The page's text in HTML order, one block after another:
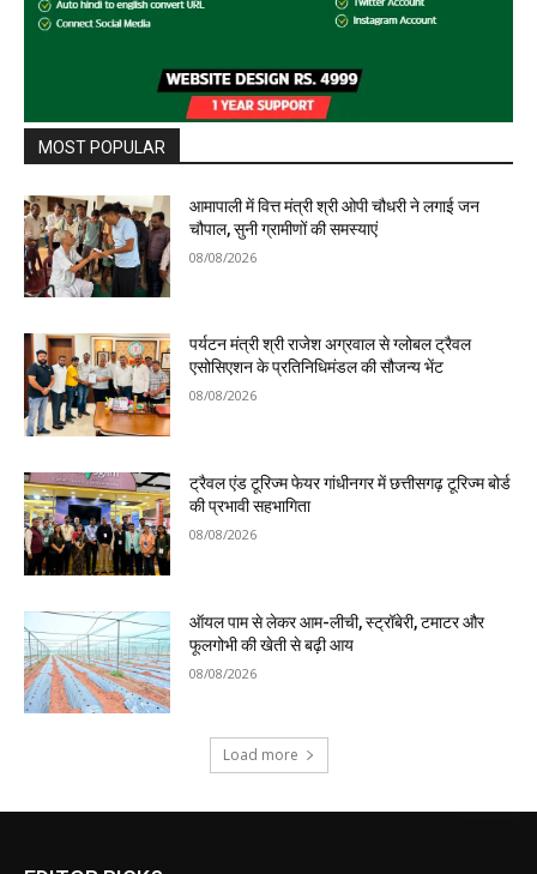
MOST POPULAR
आमापाली में वित्त मंत्री श्री ओपी चौधरी ने लगाई जन
चौपाल, सुनी ग्रामीणों की समस्याएं
08/08/2026
पर्यटन मंत्री श्री राजेश अग्रवाल से ग्लोबल ट्रैवल
एसोसिएशन के प्रतिनिधिमंडल की सौजन्य भेंट
08/08/2026
ट्रैवल एंड टूरिज्म फेयर गांधीनगर में छत्तीसगढ़ टूरिज्म बोर्ड
की प्रभावी सहभागिता
08/08/2026
ऑयल पाम से लेकर आम-लीची, स्ट्रॉबेरी, टमाटर और
फूलगोभी की खेती से बढ़ी आय
08/08/2026
Load more